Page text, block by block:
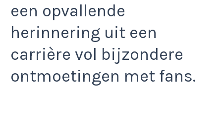
een opvallende
herinnering uit een
carrière vol bijzondere
ontmoetingen met fans.